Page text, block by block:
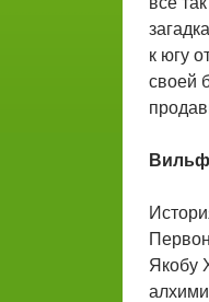
к югу
своей
Якобу